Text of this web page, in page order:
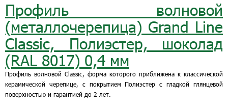
Профиль волновой
(металлочерепица) Grand Line
Classic, Полиэстер, шоколад
(RAL 8017) 0,4 мм
Профиль волновой Classic, форма которого приближена к классической
керамической черепице, с покрытием Полиэстер с гладкой глянцевой
поверхностью и гарантией до 2 лет.